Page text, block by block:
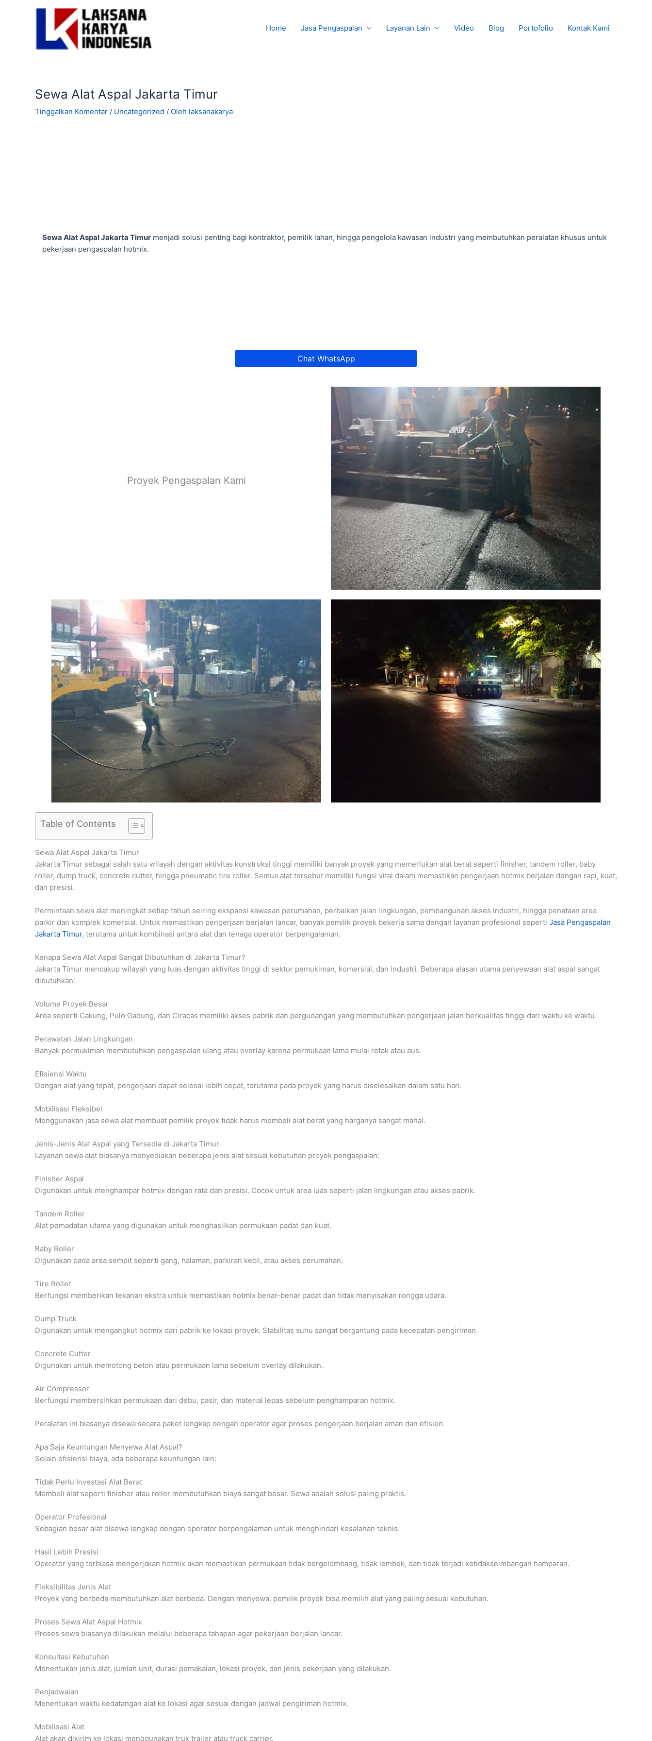
Home Jasa Pengaspalan Layanan Lain Video Blog Portofolio Kontak Kami
Sewa Alat Aspal Jakarta Timur
Tinggalkan Komentar / Uncategorized / Oleh laksanakarya
Sewa Alat Aspal Jakarta Timur menjadi solusi penting bagi kontraktor, pemilik lahan, hingga pengelola kawasan industri yang membutuhkan peralatan khusus untuk
pekerjaan pengaspalan hotmix.
Chat WhatsApp
Proyek Pengaspalan Kami
Table of Contents
Sewa Alat Aspal Jakarta Timur
Jakarta Timur sebagai salah satu wilayah dengan aktivitas konstruksi tinggi memiliki banyak proyek yang memerlukan alat berat seperti finisher, tandem roller, baby
roller, dump truck, concrete cutter, hingga pneumatic tire roller. Semua alat tersebut memiliki fungsi vital dalam memastikan pengerjaan hotmix berjalan dengan rapi, kuat,
dan presisi.
Permintaan sewa alat meningkat setiap tahun seiring ekspansi kawasan perumahan, perbaikan jalan lingkungan, pembangunan akses industri, hingga penataan area
parkir dan komplek komersial. Untuk memastikan pengerjaan berjalan lancar, banyak pemilik proyek bekerja sama dengan layanan profesional seperti Jasa Pengaspalan
Jakarta Timur, terutama untuk kombinasi antara alat dan tenaga operator berpengalaman.
Kenapa Sewa Alat Aspal Sangat Dibutuhkan di Jakarta Timur?
Jakarta Timur mencakup wilayah yang luas dengan aktivitas tinggi di sektor pemukiman, komersial, dan industri. Beberapa alasan utama penyewaan alat aspal sangat
dibutuhkan:
Volume Proyek Besar
Area seperti Cakung, Pulo Gadung, dan Ciracas memiliki akses pabrik dan pergudangan yang membutuhkan pengerjaan jalan berkualitas tinggi dari waktu ke waktu.
Perawatan Jalan Lingkungan
Banyak permukiman membutuhkan pengaspalan ulang atau overlay karena permukaan lama mulai retak atau aus.
Efisiensi Waktu
Dengan alat yang tepat, pengerjaan dapat selesai lebih cepat, terutama pada proyek yang harus diselesaikan dalam satu hari.
Mobilisasi Fleksibel
Menggunakan jasa sewa alat membuat pemilik proyek tidak harus membeli alat berat yang harganya sangat mahal.
Jenis-Jenis Alat Aspal yang Tersedia di Jakarta Timur
Layanan sewa alat biasanya menyediakan beberapa jenis alat sesuai kebutuhan proyek pengaspalan:
Finisher Aspal
Digunakan untuk menghampar hotmix dengan rata dan presisi. Cocok untuk area luas seperti jalan lingkungan atau akses pabrik.
Tandem Roller
Alat pemadatan utama yang digunakan untuk menghasilkan permukaan padat dan kuat.
Baby Roller
Digunakan pada area sempit seperti gang, halaman, parkiran kecil, atau akses perumahan.
Tire Roller
Berfungsi memberikan tekanan ekstra untuk memastikan hotmix benar-benar padat dan tidak menyisakan rongga udara.
Dump Truck
Digunakan untuk mengangkut hotmix dari pabrik ke lokasi proyek. Stabilitas suhu sangat bergantung pada kecepatan pengiriman.
Concrete Cutter
Digunakan untuk memotong beton atau permukaan lama sebelum overlay dilakukan.
Air Compressor
Berfungsi membersihkan permukaan dari debu, pasir, dan material lepas sebelum penghamparan hotmix.
Peralatan ini biasanya disewa secara paket lengkap dengan operator agar proses pengerjaan berjalan aman dan efisien.
Apa Saja Keuntungan Menyewa Alat Aspal?
Selain efisiensi biaya, ada beberapa keuntungan lain:
Tidak Perlu Investasi Alat Berat
Membeli alat seperti finisher atau roller membutuhkan biaya sangat besar. Sewa adalah solusi paling praktis.
Operator Profesional
Sebagian besar alat disewa lengkap dengan operator berpengalaman untuk menghindari kesalahan teknis.
Hasil Lebih Presisi
Operator yang terbiasa mengerjakan hotmix akan memastikan permukaan tidak bergelombang, tidak lembek, dan tidak terjadi ketidakseimbangan hamparan.
Fleksibilitas Jenis Alat
Proyek yang berbeda membutuhkan alat berbeda. Dengan menyewa, pemilik proyek bisa memilih alat yang paling sesuai kebutuhan.
Proses Sewa Alat Aspal Hotmix
Proses sewa biasanya dilakukan melalui beberapa tahapan agar pekerjaan berjalan lancar.
Konsultasi Kebutuhan
Menentukan jenis alat, jumlah unit, durasi pemakaian, lokasi proyek, dan jenis pekerjaan yang dilakukan.
Penjadwalan
Menentukan waktu kedatangan alat ke lokasi agar sesuai dengan jadwal pengiriman hotmix.
Mobilisasi Alat
Alat akan dikirim ke lokasi menggunakan truk trailer atau truck carrier.